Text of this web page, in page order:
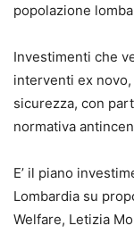
popolazione
Investimenti che
interventi ex
sicurezza, con
normativa
E’ il piano
Lombardia su
Welfare, Letizia